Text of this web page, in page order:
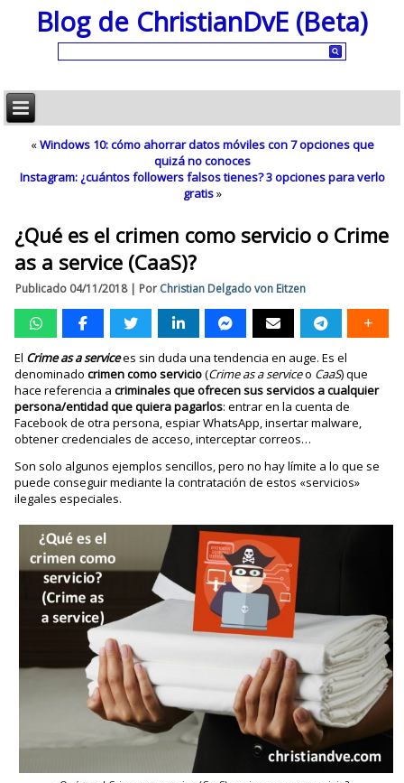
Blog de ChristianDvE (Beta)
«Windows 10: cómo ahorrar datos móviles con 7 opciones que
quizá no conoces
Instagram: ¿cuántos followers falsos tienes? 3 opciones para verlo
gratis»
¿Qué es el crimen como servicio o Crime
as a service (CaaS)?
Publicado 04/11/2018| Por Christian Delgado von Eitzen
El Crime as a servicees sin duda una tendencia en auge. Es el
denominadocrimen como servicio(Crime as a serviceo CaaS) que
hace referencia acriminales que ofrecen sus servicios a cualquier
persona/entidad que quiera pagarlos: entrar en la cuenta de
Facebook de otra persona, espiar WhatsApp, insertar malware,
obtener credenciales de acceso, interceptar correos…
Son solo algunos ejemplos sencillos, pero no hay límite a lo que se
puede conseguir mediante la contratación de estos «servicios»
ilegales especiales.